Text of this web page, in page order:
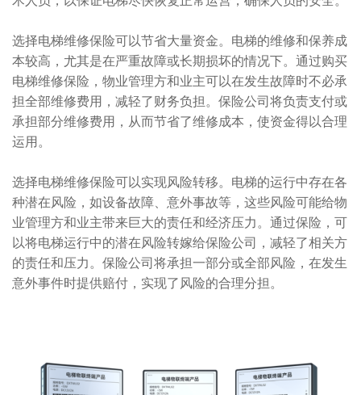
选择电梯维修保险可以节省大量资金。电梯的维修和保养成
本较高，尤其是在严重故障或长期损坏的情况下。通过购买
电梯维修保险，物业管理方和业主可以在发生故障时不必承
担全部维修费用，减轻了财务负担。保险公司将负责支付或
承担部分维修费用，从而节省了维修成本，使资金得以合理
运用。
选择电梯维修保险可以实现风险转移。电梯的运行中存在各
种潜在风险，如设备故障、意外事故等，这些风险可能给物
业管理方和业主带来巨大的责任和经济压力。通过保险，可
以将电梯运行中的潜在风险转嫁给保险公司，减轻了相关方
的责任和压力。保险公司将承担一部分或全部风险，在发生
意外事件时提供赔付，实现了风险的合理分担。